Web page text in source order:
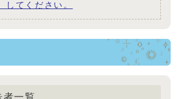
してください。